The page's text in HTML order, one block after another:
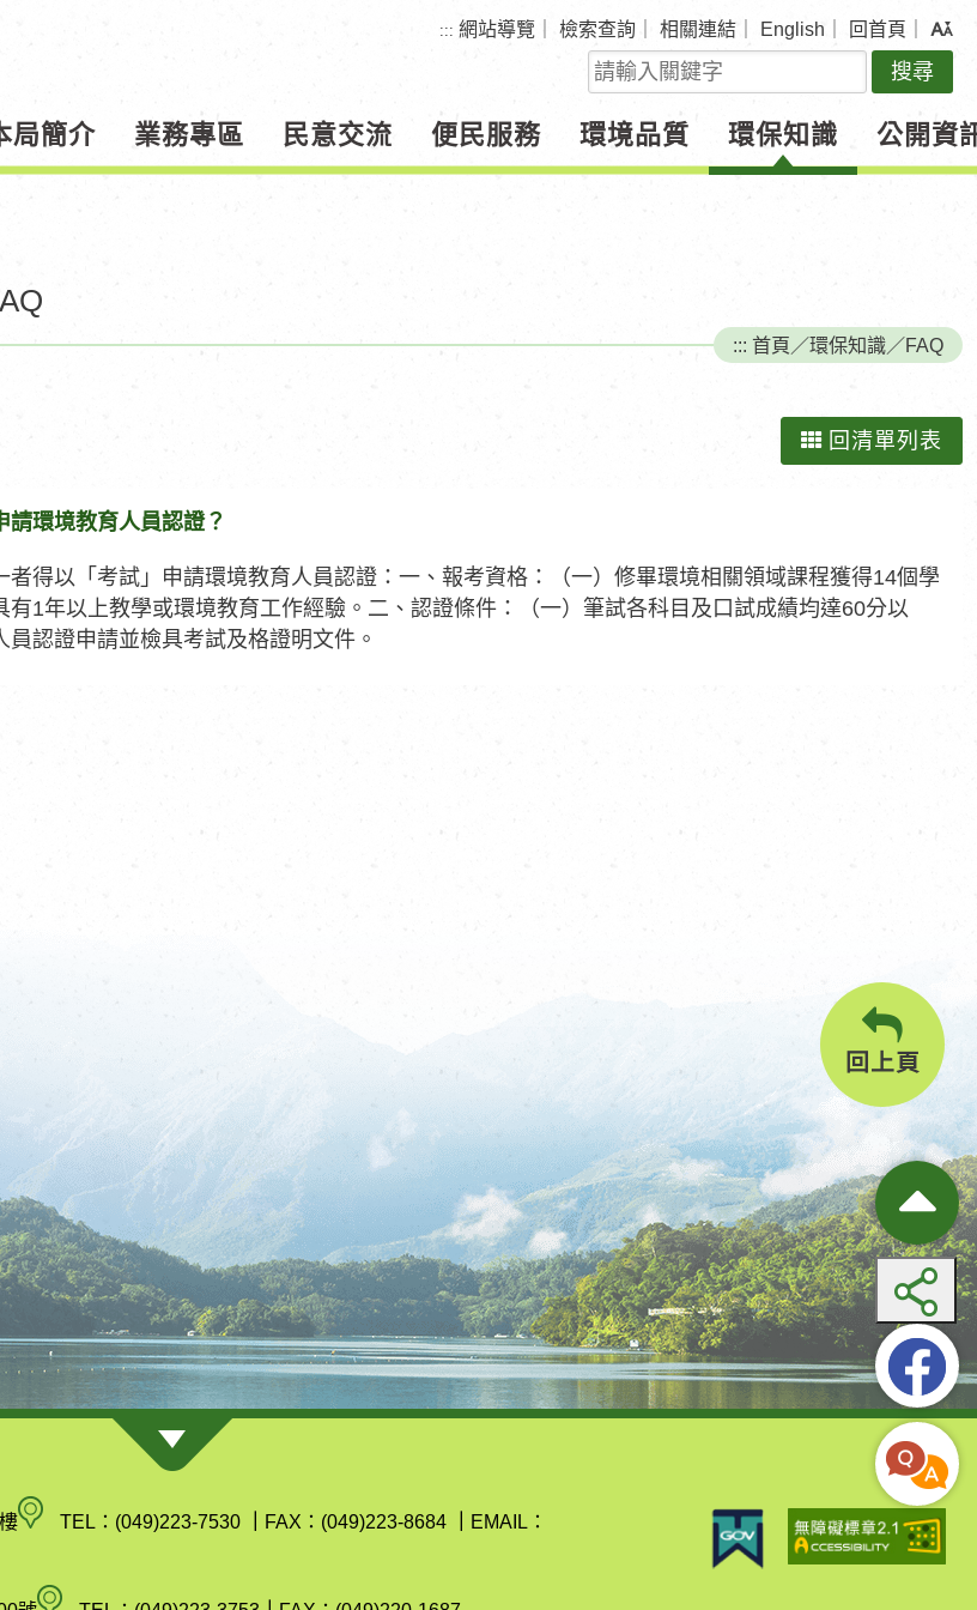
::: 網站導覽 檢索查詢 相關連結 English 回首頁
關
鍵
字
查
詢
局簡介 業務專區 民意交流 便民服務 環境品質 環保知識 公開資
::: 首頁 ／環保知識／FAQ
回清單列表
請環境教育人員認證？
者得以「考試」申請環境教育人員認證：一、報考資格：（一）修畢環境相關領域課程獲得14個學
有1年以上教學或環境教育工作經驗。二、認證條件：（一）筆試各科目及口試成績均達60分以
員認證申請並檢具考試及格證明文件。
回上頁
南
縣
TEL：(049)223-7530 FAX：(049)223-8684 EMAIL：
空